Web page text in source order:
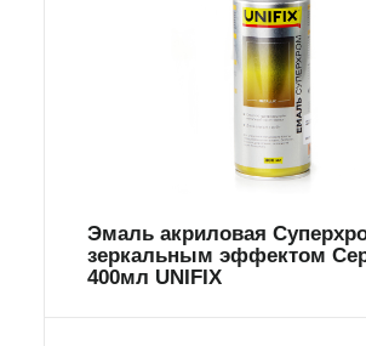
Эмаль акриловая
зеркальным эффектом
400мл UNIFIX